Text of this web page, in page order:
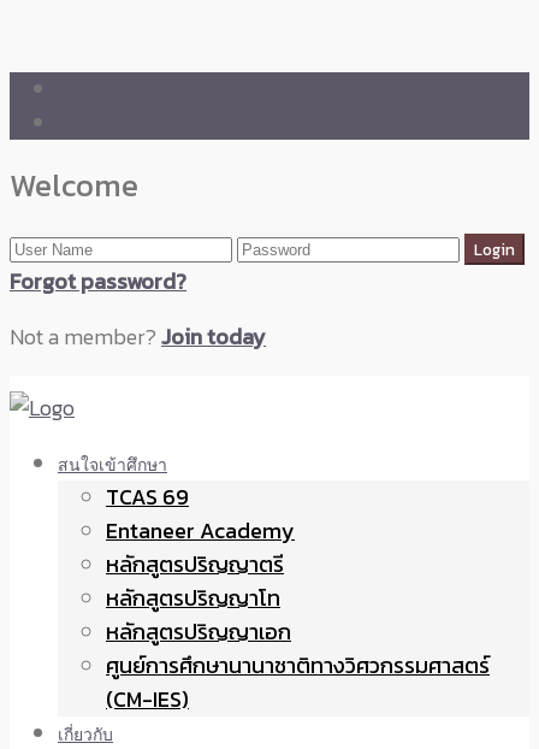
Welcome
Forgot password?
Not a member?Join today
สนใจเข้าศึกษา
TCAS 69
Entaneer Academy
หลักสูตรปริญญาตรี
หลักสูตรปริญญาโท
หลักสูตรปริญญาเอก
ศูนย์การศึกษานานาชาติทางวิศวกรรมศาสตร์
(CM-IES)
เกี่ยวกับ